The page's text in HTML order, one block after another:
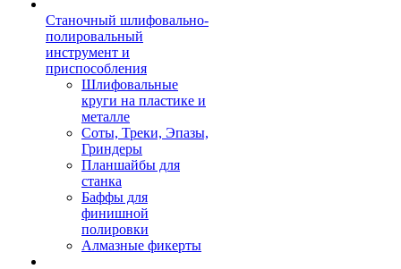
Станочный шлифовально-
полировальный
инструмент и
приспособления
Шлифовальные
круги на пластике и
металле
Соты, Треки, Эпазы,
Гриндеры
Планшайбы для
станка
Баффы для
финишной
полировки
Алмазные фикерты